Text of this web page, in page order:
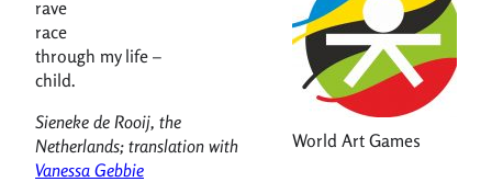
World Art Games
rave
race
through my life –
child.
Sieneke de Rooij, the
Netherlands; translation with
Vanessa Gebbie